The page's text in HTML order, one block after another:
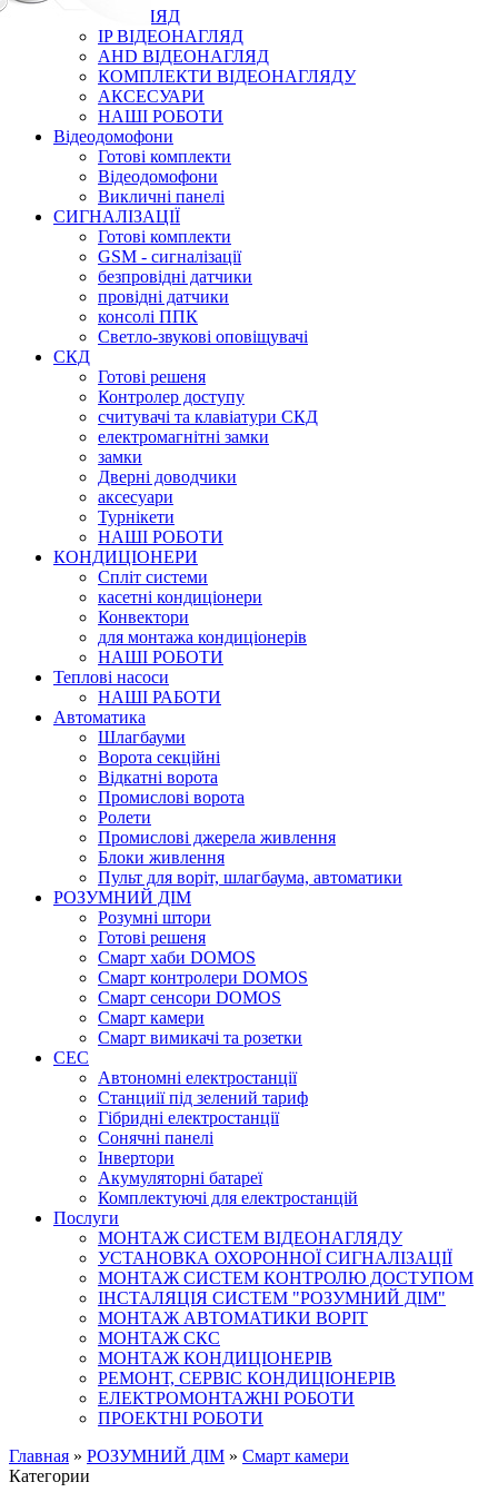
ВІДЕОНАГЛЯД
IP ВІДЕОНАГЛЯД
AHD ВІДЕОНАГЛЯД
КОМПЛЕКТИ ВІДЕОНАГЛЯДУ
АКСЕСУАРИ
НАШІ РОБОТИ
Відеодомофони
Готові комплекти
Відеодомофони
Викличні панелі
СИГНАЛІЗАЦІЇ
Готові комплекти
GSM - сигналізації
безпровідні датчики
провідні датчики
консолі ППК
Светло-звукові оповіщувачі
СКД
Готові решеня
Контролер доступу
считувачі та клавіатури СКД
електромагнітні замки
замки
Дверні доводчики
аксесуари
Турнікети
НАШІ РОБОТИ
КОНДИЦІОНЕРИ
Cпліт системи
касетні кондиціонери
Конвектори
для монтажа кондиціонерів
НАШІ РОБОТИ
Теплові насоси
НАШІ РАБОТИ
Автоматика
Шлагбауми
Ворота секційні
Відкатні ворота
Промислові ворота
Ролети
Промислові джерела живлення
Блоки живлення
Пульт для воріт, шлагбаума, автоматики
РОЗУМНИЙ ДІМ
Розумні штори
Готові решеня
Смарт хаби DOMOS
Смарт контролери DOMOS
Смарт сенсори DOMOS
Смарт камери
Смарт вимикачі та розетки
СЕС
Автономні електростанції
Станциії під зелений тариф
Гібридні електростанції
Сонячні панелі
Інвертори
Акумуляторні батареї
Комплектуючі для електростанцій
Послуги
МОНТАЖ СИСТЕМ ВІДЕОНАГЛЯДУ
УСТАНОВКА ОХОРОННОЇ СИГНАЛІЗАЦІЇ
МОНТАЖ СИСТЕМ КОНТРОЛЮ ДОСТУПОМ
ІНСТАЛЯЦІЯ СИСТЕМ "РОЗУМНИЙ ДІМ"
МОНТАЖ АВТОМАТИКИ ВОРІТ
МОНТАЖ СКС
МОНТАЖ КОНДИЦІОНЕРІВ
РЕМОНТ, СЕРВІС КОНДИЦІОНЕРІВ
ЕЛЕКТРОМОНТАЖНІ РОБОТИ
ПРОЕКТНІ РОБОТИ
Главная » РОЗУМНИЙ ДІМ » Смарт камери
Категории